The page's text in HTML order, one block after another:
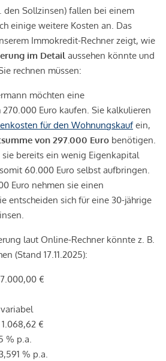
den Sollzinsen) fallen bei einem
einige weitere Kosten an. Das
Immokredit-Rechner zeigt, wie
im Detail aussehen könnte und
rechnen müssen:
möchten eine
Euro kaufen. Sie kalkulieren
für den Wohnungskaufein,
von 297.000 Euro benötigen.
bereits ein wenig Eigenkapital
60.000 Euro selbst aufbringen.
Euro nehmen sie einen
entscheiden sich für eine 30-jährige
laut Online-Rechner könnte z. B.
(Stand 17.11.2025):
€
variabel
1.068,62 €
% p.a.
% p.a.